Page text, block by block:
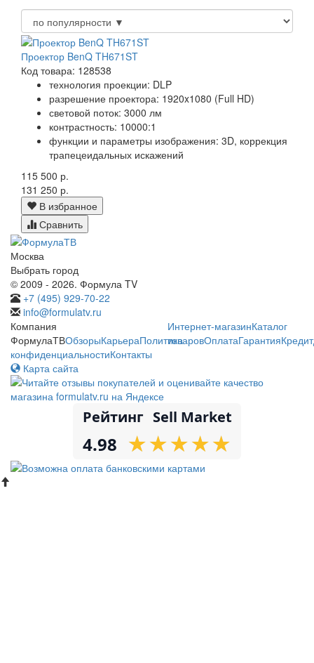
Проектор BenQ TH671ST
Код товара: 128538
технология проекции: DLP
разрешение проектора: 1920x1080 (Full HD)
световой поток: 3000 лм
контрастность: 10000:1
функции и параметры изображения: 3D, коррекция
трапецеидальных искажений
115 500 р.
131 250 р.
В избранное
Сравнить
Москва
Выбрать город
© 2009 - 2026. Формула TV
+7 (495) 929-70-22
info@formulatv.ru
Компания
ФормулаТВОбзорыКарьераПолитика
конфиденциальностиКонтакты
Интернет-магазинКаталог
товаровОплатаГарантияКредит
Карта сайта
Рейтинг Sell Market
4.98 ★
★★
★★
★★
★★
★